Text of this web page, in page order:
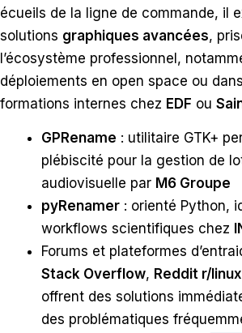
écueils de la ligne de commande, il
solutions graphiques avancées,
l’écosystème professionnel,
déploiements en open space ou
formations internes chez EDF ou
GPRename : utilitaire GTK+
plébiscité pour la gestion de
audiovisuelle par M6 Groupe
pyRenamer : orienté Python,
workflows scientifiques chez
Forums et plateformes
Stack Overflow, Reddit r/linux
offrent des solutions
des problématiques